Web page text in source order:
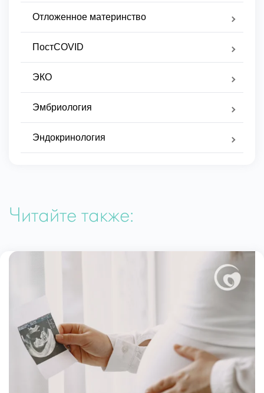
Отложенное материнство
ПостCOVID
ЭКО
Эмбриология
Эндокринология
Читайте также: